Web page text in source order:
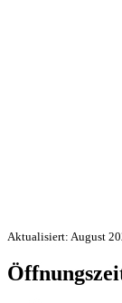
Aktualisiert: August